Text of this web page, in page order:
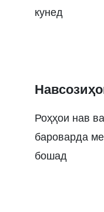
кунед
Роҳҳои нав
бароварда
бошад